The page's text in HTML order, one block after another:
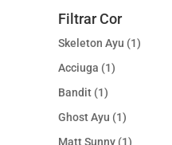
Filtrar Cor
Skeleton Ayu (1)
Acciuga (1)
Bandit (1)
Ghost Ayu (1)
Matt Sunny (1)